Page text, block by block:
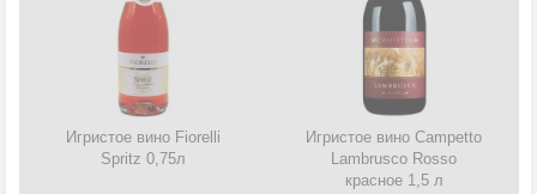
Игристое вино Fiorelli
Spritz 0,75л
Игристое вино Campetto
Lambrusco Rosso
красное 1,5 л